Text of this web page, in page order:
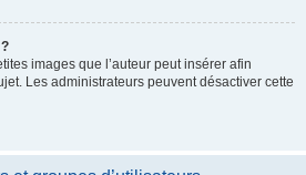
images que l’auteur peut insérer afin
Les administrateurs peuvent désactiver cette